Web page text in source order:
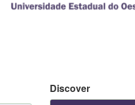
Discover